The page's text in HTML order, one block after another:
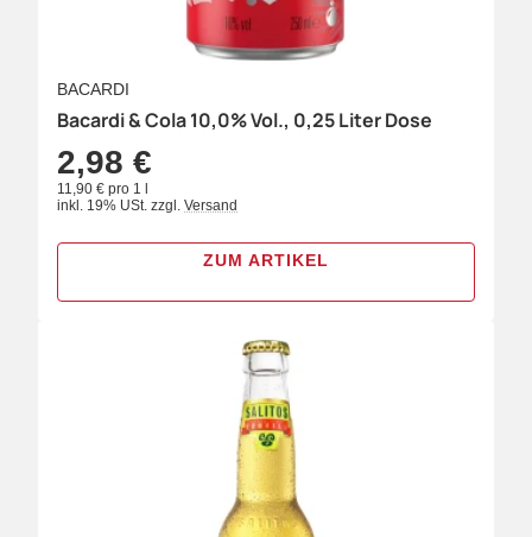
BACARDI
Bacardi & Cola 10,0% Vol., 0,25 Liter Dose
2,98 €
11,90 € pro 1 l
inkl. 19% USt. zzgl. Versand
ZUM ARTIKEL